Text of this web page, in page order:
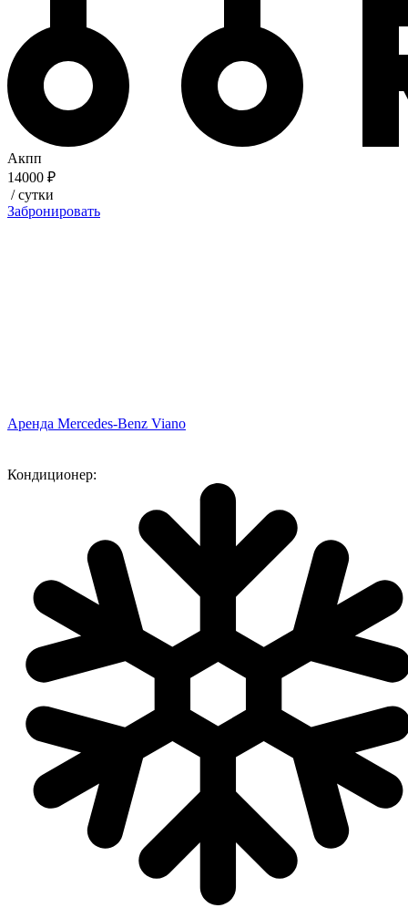
Акпп
14000 ₽
/ сутки
Забронировать
Аренда Mercedes-Benz Viano
Кондиционер: